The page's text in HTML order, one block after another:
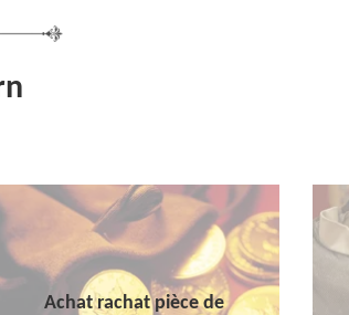
Achat rachat pièce de